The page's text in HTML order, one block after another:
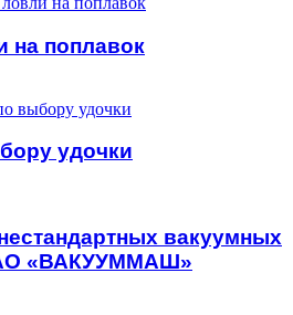
на поплавок
удочки
вакуумных
АО «ВАКУУММАШ»